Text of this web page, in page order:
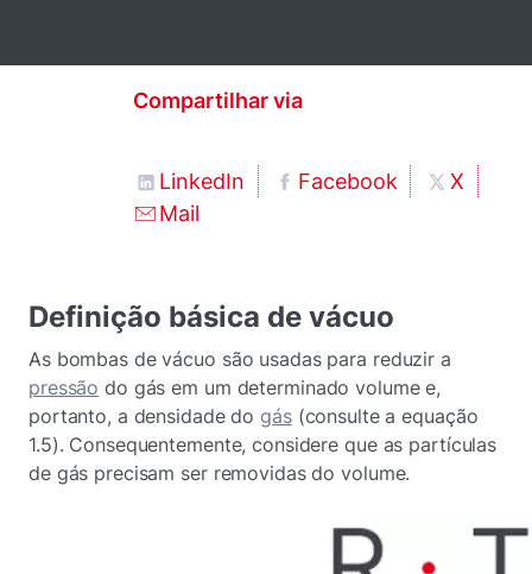
Compartilhar via
LinkedIn Facebook
X
Mail
Definição básica de vácuo
As bombas de vácuo são usadas para reduzir a
pressão do gás em um determinado volume e,
portanto, a densidade dogás(consulte a equação
1.5). Consequentemente, considere que as partículas
de gás precisam ser removidas do volume.